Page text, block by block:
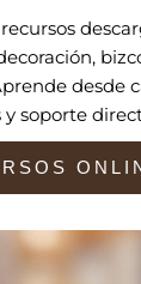
desde
y soporte